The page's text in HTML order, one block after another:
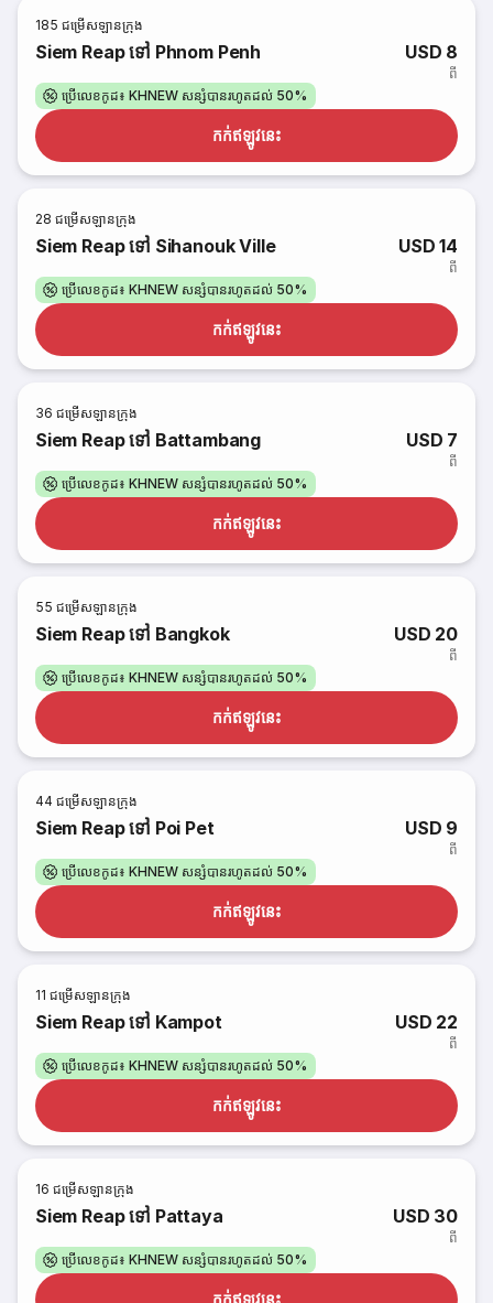
185 ជម្រើសឡានក្រុង
Siem Reap ទៅ Phnom Penh USD 8
ពី
ប្រើលេខកូដ៖ KHNEW សន្សំបានរហូតដល់ 50%
កក់​ឥឡូវនេះ
28 ជម្រើសឡានក្រុង
Siem Reap ទៅ Sihanouk Ville USD 14
ពី
ប្រើលេខកូដ៖ KHNEW សន្សំបានរហូតដល់ 50%
កក់​ឥឡូវនេះ
36 ជម្រើសឡានក្រុង
Siem Reap ទៅ Battambang USD 7
ពី
ប្រើលេខកូដ៖ KHNEW សន្សំបានរហូតដល់ 50%
កក់​ឥឡូវនេះ
55 ជម្រើសឡានក្រុង
Siem Reap ទៅ Bangkok USD 20
ពី
ប្រើលេខកូដ៖ KHNEW សន្សំបានរហូតដល់ 50%
កក់​ឥឡូវនេះ
44 ជម្រើសឡានក្រុង
Siem Reap ទៅ Poi Pet USD 9
ពី
ប្រើលេខកូដ៖ KHNEW សន្សំបានរហូតដល់ 50%
កក់​ឥឡូវនេះ
11 ជម្រើសឡានក្រុង
Siem Reap ទៅ Kampot USD 22
ពី
ប្រើលេខកូដ៖ KHNEW សន្សំបានរហូតដល់ 50%
កក់​ឥឡូវនេះ
16 ជម្រើសឡានក្រុង
Siem Reap ទៅ Pattaya USD 30
ពី
ប្រើលេខកូដ៖ KHNEW សន្សំបានរហូតដល់ 50%
កក់​ឥឡូវនេះ